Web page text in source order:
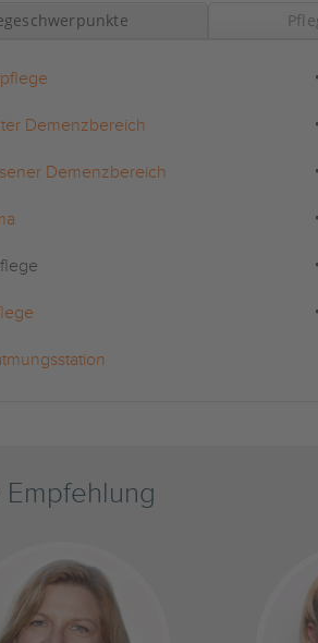
Demenzbereich
Demenzbereich
Empfehlung